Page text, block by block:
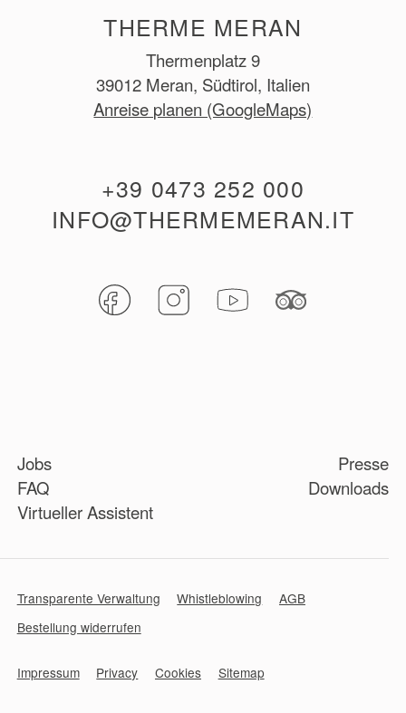
Thermenplatz 9
39012 Meran, Südtirol, Italien
Anreise planen (GoogleMaps)
THERME MERAN
Jobs
FAQ
Virtueller Assistent
Presse
Downloads
+39 0473 252 000
INFO@THERMEMERAN.IT
Transparente Verwaltung Whistleblowing
AGB
Bestellung widerrufen
Impressum Privacy Cookies Sitemap